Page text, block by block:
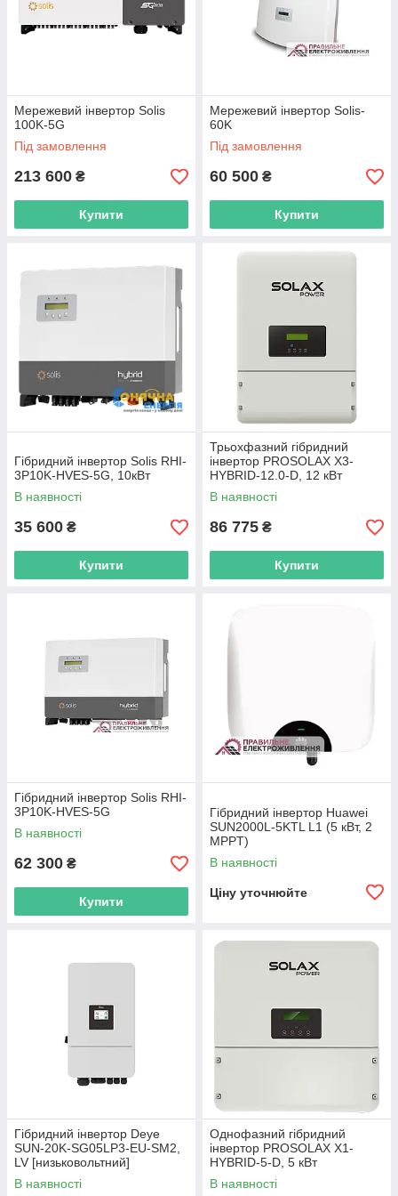
Дана система містить сонячні батареї та
мережевий інвертор. Постачання
електричної енергії буде відбуватися для
власних внутрішніх потреб, а не для
мережі підприємства або приватного
господарства яке постійно споживає
Автономні «розумні» мережі
У цьому випадку сонячні батареї через
заряджають акумуляторні батареї. При
цьому відчутною перевагою такої сонячної
електростанції, є можливість розподілу
споживачів, а надлишкова енергія
направляється до акумулятора чи в
Мережевий інвертор — розумна
економія та можливість додаткового
постійного заробітку!
Команда кваліфікованих спеціалістів
та швидко підбере необхідне
обладнання.
онлайн або зателефонуйте нам.
Мережевий інвертор Solis
100K-5G
Під замовлення
213 600 ₴
Купити
Мережевий інвертор Solis-
60K
Під замовлення
60 500 ₴
Купити
Гібридний інвертор Solis RHI-
3P10K-HVES-5G, 10кВт
В наявності
35 600 ₴
Купити
Трьохфазний гібридний
інвертор PROSOLAX X3-
HYBRID-12.0-D, 12 кВт
В наявності
86 775 ₴
Купити
Гібридний інвертор Solis RHI-
3P10K-HVES-5G
В наявності
62 300 ₴
Купити
Гібридний інвертор Huawei
SUN2000L-5KTL L1 (5 кВт, 2
MPPT)
В наявності
Ціну уточнюйте
Гібридний інвертор Deye
SUN-20K-SG05LP3-EU-SM2,
LV [низьковольтний]
В наявності
Однофазний гібридний
інвертор PROSOLAX X1-
HYBRID-5-D, 5 кВт
В наявності